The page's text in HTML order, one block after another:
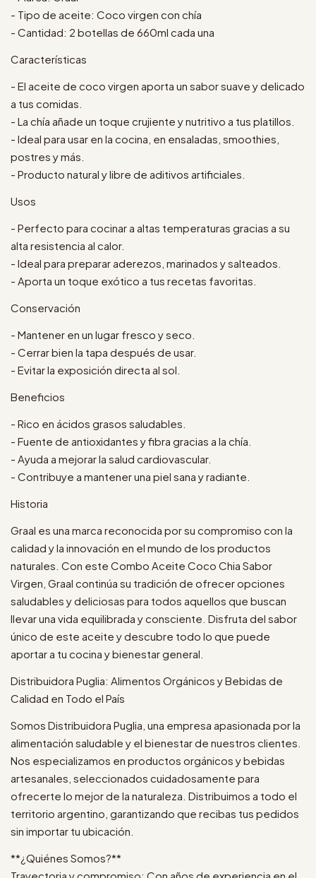
- Tipo de aceite: Coco virgen con chía
- Cantidad: 2 botellas de 660ml cada una
Características
- El aceite de coco virgen aporta un sabor suave y delicado
a tus comidas.
- La chía añade un toque crujiente y nutritivo a tus platillos.
- Ideal para usar en la cocina, en ensaladas, smoothies,
postres y más.
- Producto natural y libre de aditivos artificiales.
Usos
- Perfecto para cocinar a altas temperaturas gracias a su
alta resistencia al calor.
- Ideal para preparar aderezos, marinados y salteados.
- Aporta un toque exótico a tus recetas favoritas.
Conservación
- Mantener en un lugar fresco y seco.
- Cerrar bien la tapa después de usar.
- Evitar la exposición directa al sol.
Beneficios
- Rico en ácidos grasos saludables.
- Fuente de antioxidantes y fibra gracias a la chía.
- Ayuda a mejorar la salud cardiovascular.
- Contribuye a mantener una piel sana y radiante.
Historia
Graal es una marca reconocida por su compromiso con la
calidad y la innovación en el mundo de los productos
naturales. Con este Combo Aceite Coco Chia Sabor
Virgen, Graal continúa su tradición de ofrecer opciones
saludables y deliciosas para todos aquellos que buscan
llevar una vida equilibrada y consciente. Disfruta del sabor
único de este aceite y descubre todo lo que puede
aportar a tu cocina y bienestar general.
Distribuidora Puglia: Alimentos Orgánicos y Bebidas de
Calidad en Todo el País
Somos Distribuidora Puglia, una empresa apasionada por la
alimentación saludable y el bienestar de nuestros clientes.
Nos especializamos en productos orgánicos y bebidas
artesanales, seleccionados cuidadosamente para
ofrecerte lo mejor de la naturaleza. Distribuimos a todo el
territorio argentino, garantizando que recibas tus pedidos
sin importar tu ubicación.
**¿Quiénes Somos?**